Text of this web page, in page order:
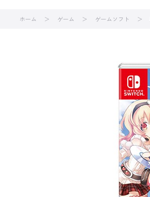
ホーム ゲーム ゲームソフト